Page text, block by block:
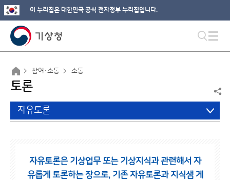
이 누리집은 대한민국 공식 전자정부 누리집입니다.
참여·소통 소통
토론
자유토론
자유토론은 기상업무 또는 기상지식과 관련해서 자
유롭게 토론하는 장으로, 기존 자유토론과 지식샘 게